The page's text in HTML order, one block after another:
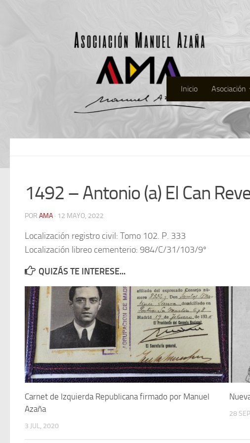
Inicio Asociación
1492 – Antonio (a) El Can
POR AMA · 12 MAYO, 2022
Localización registro civil: Tomo 102. P. 333
Localización libreo cementerio: 984/C/31/103/9º
QUIZÁS TE INTERESE...
Carnet de Izquierda Republicana firmado por Manuel
Azaña
3 JUL, 2020
28